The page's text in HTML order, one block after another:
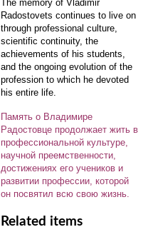
The memory of Vladimir
Radostovets continues to live on
through professional culture,
scientific continuity, the
achievements of his students,
and the ongoing evolution of the
profession to which he devoted
his entire life.
Память о Владимире
Радостовце продолжает жить в
профессиональной культуре,
научной преемственности,
достижениях его учеников и
развитии профессии, которой
он посвятил всю свою жизнь.
Related items